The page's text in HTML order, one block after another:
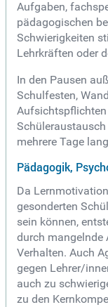
Aufgaben,
pädagogischen
Schwierigkeiten
Lehrkräften oder
In den Pausen
Schulfesten,
Aufsichtspflichten
mehrere Tage
Pädagogik,
Da
gesonderten
sein können,
durch
Verhalten. Auch
gegen Lehrer/
auch zu
zu den